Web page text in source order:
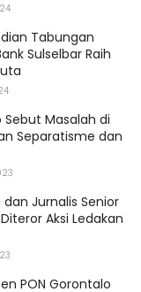
Tabungan
Sulselbar Raih
Sebut Masalah di
Separatisme dan
Jurnalis Senior
Aksi Ledakan
PON Gorontalo